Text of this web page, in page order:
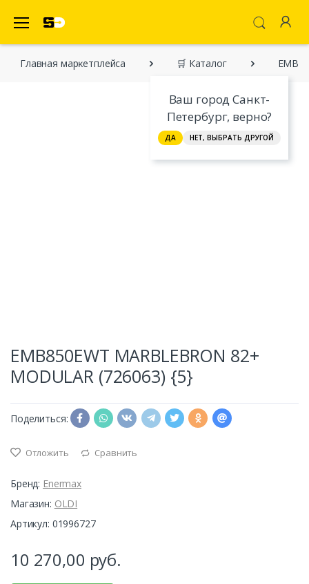
Ваш город Санкт-
Петербург, верно?
ДА НЕТ, ВЫБРАТЬ ДРУГОЙ
Главная марĸетплейса 🛒 Каталог
EMB850EWT MARBLEBRON 82+
MODULAR (726063) {5}
Поделиться:
Отложить Сравнить
Бренд: Enermax
Магазин: OLDI
Артикул: 01996727
10 270,00 руб.